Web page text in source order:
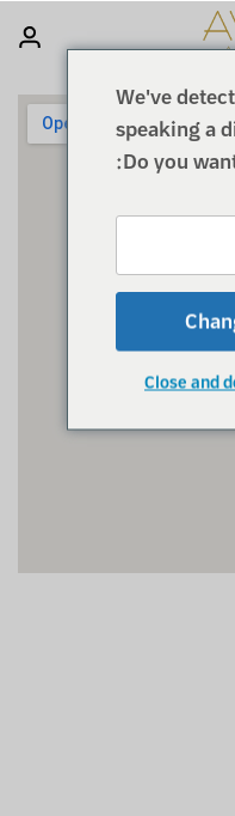
We've
speaking a
Do you
Close and